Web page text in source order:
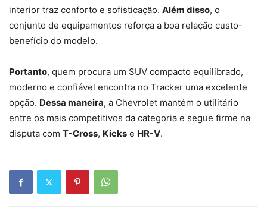
interior traz conforto e sofisticação. Além disso, o
conjunto de equipamentos reforça a boa relação custo-
benefício do modelo.
Portanto, quem procura um SUV compacto equilibrado,
moderno e confiável encontra no Tracker uma excelente
opção. Dessa maneira, a Chevrolet mantém o utilitário
entre os mais competitivos da categoria e segue firme na
disputa com T-Cross, Kicks e HR-V.